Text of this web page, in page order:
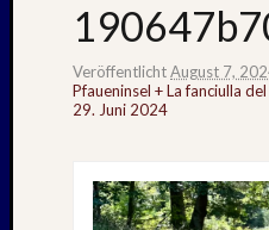
VeröffentlichtAugust 7,
Pfaueninsel + La fanciulla
29. Juni 2024